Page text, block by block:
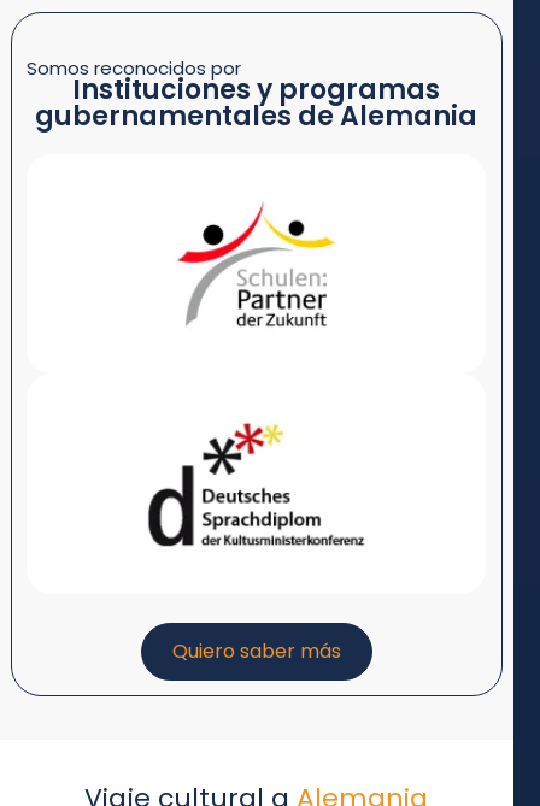
Somos reconocidos por
Instituciones y programas
gubernamentales de Alemania
Quiero saber más
Viaje cultural aAlemania